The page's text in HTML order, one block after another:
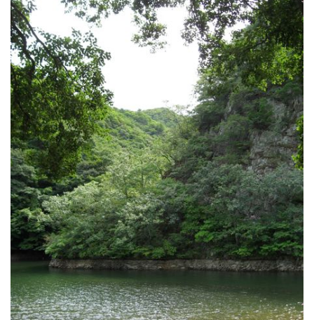
기
에
관
한
충
고
(4)
식
목
일
(3)
삶
에
대
한
생
각
문
제
(2)
새
벽
(2)